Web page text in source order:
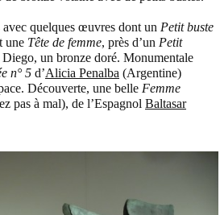
quelques œuvres dont un Petit buste
une Tête de femme, près d’un Petit
un bronze doré. Monumentale
n° 5 d’Alicia Penalba (Argentine)
Découverte, une belle Femme
pas à mal), de l’Espagnol Baltasar